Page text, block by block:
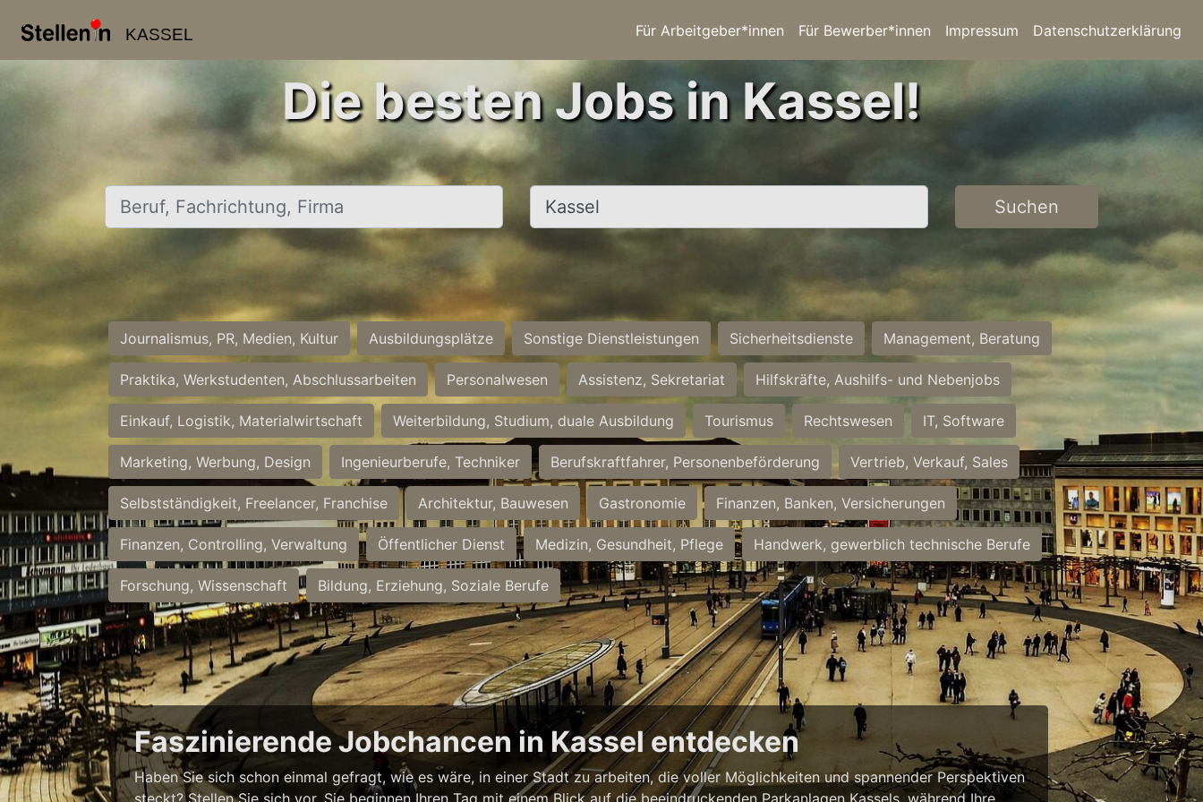
KASSEL Für Arbeitgeber*innen Für Bewerber*innen Impressum Datenschutzerklärung
Die besten Jobs in Kassel!
Beruf, Fachrichtung, Firma Ort, Stadt Suchen
Journalismus, PR, Medien, Kultur Ausbildungsplätze Sonstige Dienstleistungen Sicherheitsdienste Management, Beratung
Praktika, Werkstudenten, Abschlussarbeiten Personalwesen Assistenz, Sekretariat Hilfskräfte, Aushilfs- und Nebenjobs
Einkauf, Logistik, Materialwirtschaft Weiterbildung, Studium, duale Ausbildung Tourismus Rechtswesen IT, Software
Marketing, Werbung, Design Ingenieurberufe, Techniker Berufskraftfahrer, Personenbeförderung Vertrieb, Verkauf, Sales
Selbstständigkeit, Freelancer, Franchise Architektur, Bauwesen Gastronomie Finanzen, Banken, Versicherungen
Finanzen, Controlling, Verwaltung Öffentlicher Dienst Medizin, Gesundheit, Pflege Handwerk, gewerblich technische Berufe
Forschung, Wissenschaft Bildung, Erziehung, Soziale Berufe
Faszinierende Jobchancen in Kassel entdecken
Haben Sie sich schon einmal gefragt, wie es wäre, in einer Stadt zu arbeiten, die voller Möglichkeiten und spannender Perspektiven